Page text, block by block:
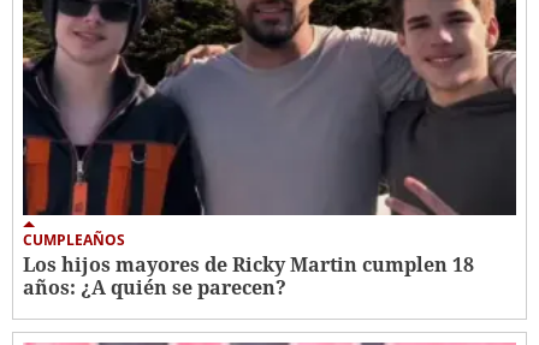
CUMPLEAÑOS
Los hijos mayores de Ricky Martin cumplen 18
años: ¿A quién se parecen?